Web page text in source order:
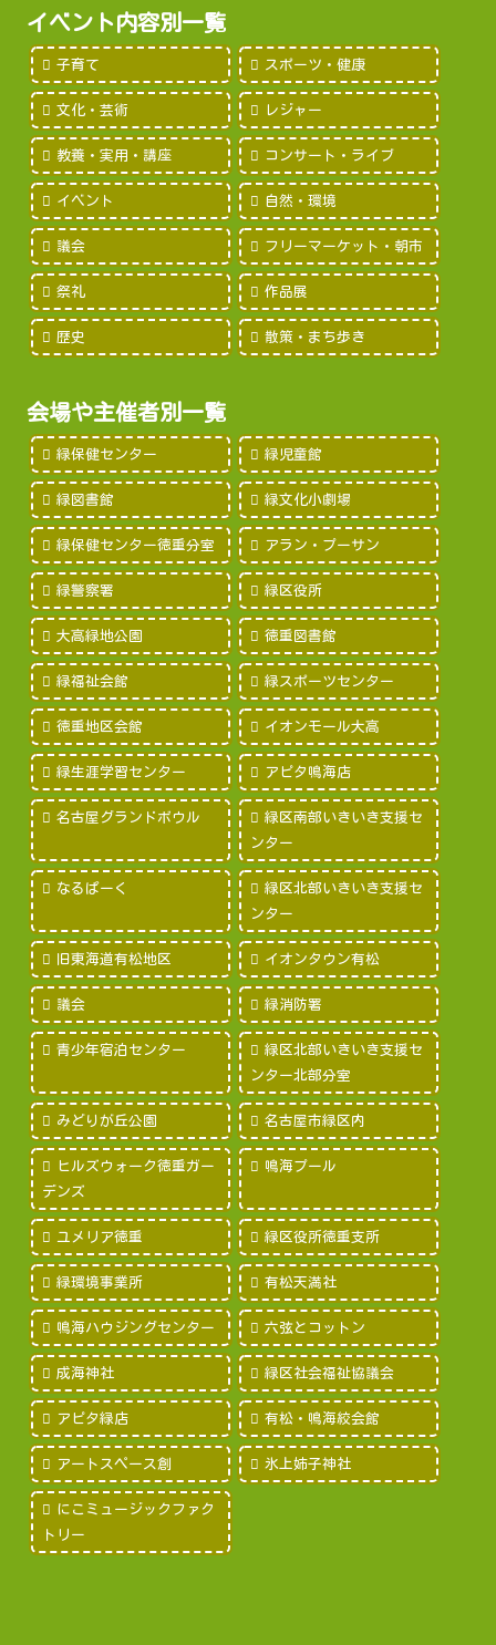
イベント内容別一覧
子育て スポーツ・健康
文化・芸術 レジャー
教養・実用・講座 コンサート・ライブ
イベント 自然・環境
議会 フリーマーケット・朝市
祭礼 作品展
歴史 散策・まち歩き
会場や主催者別一覧
緑保健センター 緑児童館
緑図書館 緑文化小劇場
緑保健センター徳重分室 アラン・プーサン
緑警察署 緑区役所
大高緑地公園 徳重図書館
緑福祉会館 緑スポーツセンター
徳重地区会館 イオンモール大高
緑生涯学習センター アピタ鳴海店
名古屋グランドボウル
緑区南部いきいき支援セ
ンター
なるぱーく
緑区北部いきいき支援セ
ンター
旧東海道有松地区 イオンタウン有松
議会 緑消防署
青少年宿泊センター
緑区北部いきいき支援セ
ンター北部分室
みどりが丘公園 名古屋市緑区内
ヒルズウォーク徳重ガー
デンズ
鳴海プール
ユメリア徳重 緑区役所徳重支所
緑環境事業所 有松天満社
鳴海ハウジングセンター 六弦とコットン
成海神社 緑区社会福祉協議会
アピタ緑店 有松・鳴海絞会館
アートスペース創 氷上姉子神社
にこミュージックファク
トリー